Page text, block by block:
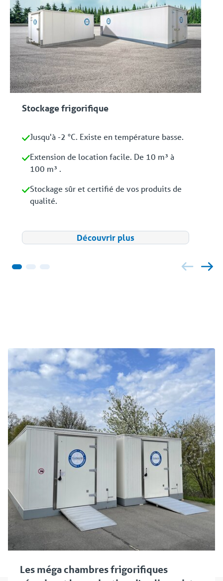
Stockage frigorifique
Jusqu'à -2 °C. Existe en température basse.
Extension de location facile. De 10 m³ à
100 m³ .
Stockage sûr et certifié de vos produits de
qualité.
Découvrir plus
Les méga chambres frigorifiques